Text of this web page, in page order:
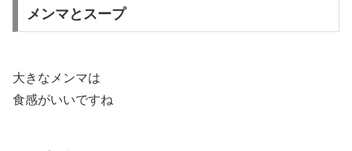
メンマとスープ
大きなメンマは
食感がいいですね